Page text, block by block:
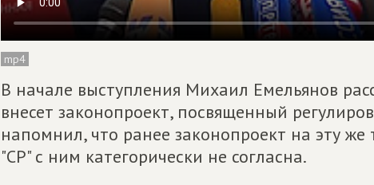
mp4
В начале выступления Михаил Емельянов
внесет законопроект, посвященный
напомнил, что ранее законопроект на эту
"СР" с ним категорически не согласна.